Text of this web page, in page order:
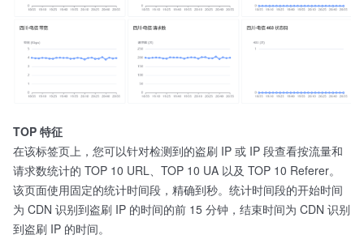
TOP 特征
在该标签页上，您可以针对检测到的盗刷 IP 或 IP 段查看按流量和
请求数统计的 TOP 10 URL、TOP 10 UA 以及 TOP 10 Referer。
该页面使用固定的统计时间段，精确到秒。统计时间段的开始时间
为 CDN 识别到盗刷 IP 的时间的前 15 分钟，结束时间为 CDN 识别
到盗刷 IP 的时间。